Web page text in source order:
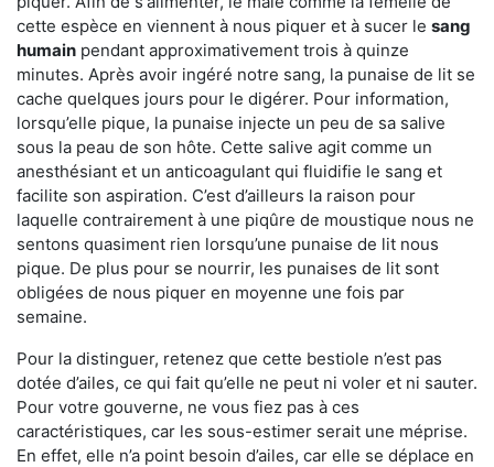
cette espèce en viennent à nous piquer et à sucer le sang
humain pendant approximativement trois à quinze
minutes. Après avoir ingéré notre sang, la punaise de lit se
cache quelques jours pour le digérer. Pour information,
lorsqu’elle pique, la punaise injecte un peu de sa salive
sous la peau de son hôte. Cette salive agit comme un
anesthésiant et un anticoagulant qui fluidifie le sang et
facilite son aspiration. C’est d’ailleurs la raison pour
laquelle contrairement à une piqûre de moustique nous ne
sentons quasiment rien lorsqu’une punaise de lit nous
pique. De plus pour se nourrir, les punaises de lit sont
obligées de nous piquer en moyenne une fois par
semaine.
Pour la distinguer, retenez que cette bestiole n’est pas
dotée d’ailes, ce qui fait qu’elle ne peut ni voler et ni sauter.
Pour votre gouverne, ne vous fiez pas à ces
caractéristiques, car les sous-estimer serait une méprise.
En effet, elle n’a point besoin d’ailes, car elle se déplace en